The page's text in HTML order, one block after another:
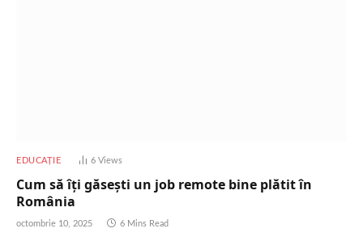
EDUCAȚIE 6Views
Cum să îți găsești un job remote bine plătit în
România
octombrie 10, 2025 6 Mins Read